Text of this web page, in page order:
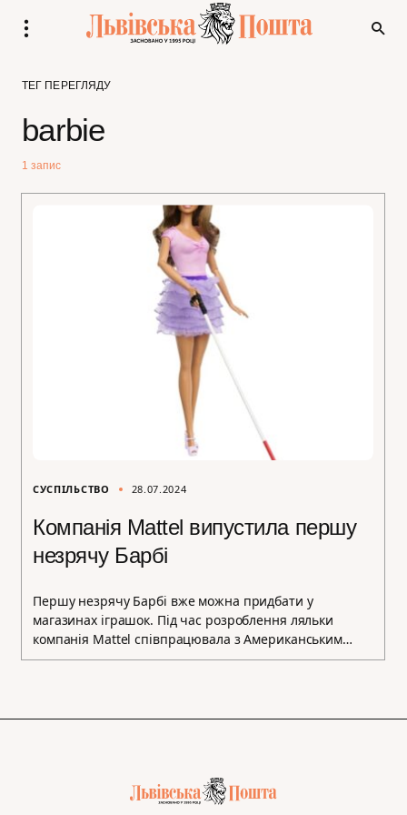
ТЕГ ПЕРЕГЛЯДУ
barbie
1 запис
СУСПІЛЬСТВО 28.07.2024
Компанія Mattel випустила першу
незрячу Барбі
Першу незрячу Барбі вже можна придбати у
магазинах іграшок. Під час розроблення ляльки
компанія Mattel співпрацювала з Американським…